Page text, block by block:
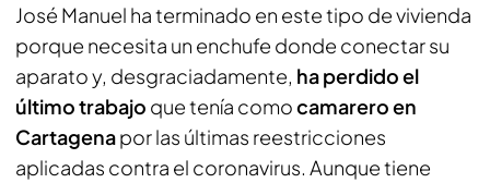
José Manuel ha terminado en este tipo de vivienda
porque necesita un enchufe donde conectar su
aparato y, desgraciadamente, ha perdido el
último trabajo que tenía comocamarero en
Cartagenapor las últimas reestricciones
aplicadas contra el coronavirus. Aunque tiene